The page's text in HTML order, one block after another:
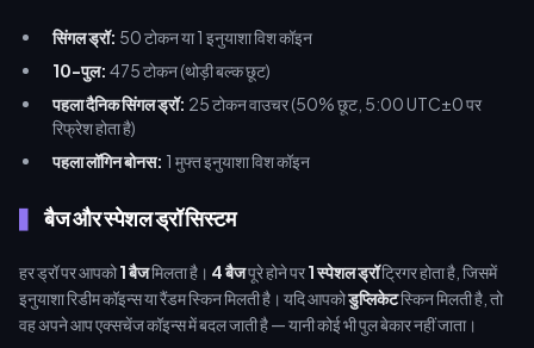
सिंगल ड्रॉ: 50 टोकन या 1 इनुयाशा विश कॉइन
10-पुल: 475 टोकन (थोड़ी बल्क छूट)
पहला दैनिक सिंगल ड्रॉ: 25 टोकन वाउचर (50% छूट, 5:00 UTC±0 पर
रिफ्रेश होता है)
पहला लॉगिन बोनस: 1 मुफ्त इनुयाशा विश कॉइन
बैज और स्पेशल ड्रॉ सिस्टम
हर ड्रॉ पर आपको1 बैजमिलता है। 4 बैजपूरे होने पर1 स्पेशल ड्रॉट्रिगर होता है, जिसमें
इनुयाशा रिडीम कॉइन्स या रैंडम स्किन मिलती है। यदि आपकोडुप्लिकेटस्किन मिलती है, तो
वह अपने आप एक्सचेंज कॉइन्स में बदल जाती है — यानी कोई भी पुल बेकार नहीं जाता।